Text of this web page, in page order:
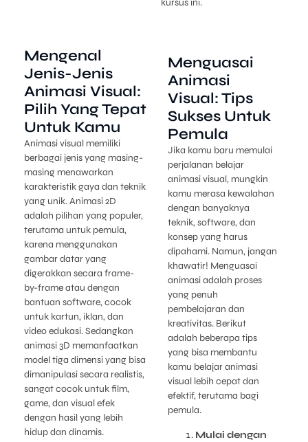
kursus ini.
Mengenal
Jenis-Jenis
Animasi Visual:
Pilih Yang Tepat
Untuk Kamu
Animasi visual memiliki
berbagai jenis yang masing-
masing menawarkan
karakteristik gaya dan teknik
yang unik. Animasi 2D
adalah pilihan yang populer,
terutama untuk pemula,
karena menggunakan
gambar datar yang
digerakkan secara frame-
by-frame atau dengan
bantuan software, cocok
untuk kartun, iklan, dan
video edukasi. Sedangkan
animasi 3D memanfaatkan
model tiga dimensi yang bisa
dimanipulasi secara realistis,
sangat cocok untuk film,
game, dan visual efek
dengan hasil yang lebih
hidup dan dinamis.
Menguasai
Animasi
Visual: Tips
Sukses Untuk
Pemula
Jika kamu baru memulai
perjalanan belajar
animasi visual, mungkin
kamu merasa kewalahan
dengan banyaknya
teknik, software, dan
konsep yang harus
dipahami. Namun, jangan
khawatir! Menguasai
animasi adalah proses
yang penuh
pembelajaran dan
kreativitas. Berikut
adalah beberapa tips
yang bisa membantu
kamu belajar animasi
visual lebih cepat dan
efektif, terutama bagi
pemula.
Mulai dengan